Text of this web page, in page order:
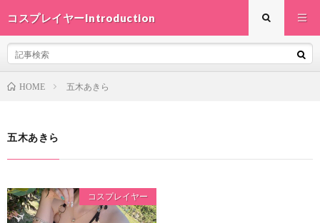
コスプレイヤーIntroduction
HOME 五木あきら
五木あきら
コスプレイヤー